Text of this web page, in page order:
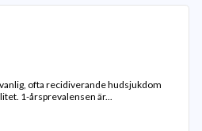
ofta recidiverande hudsjukdom
1-årsprevalensen är...